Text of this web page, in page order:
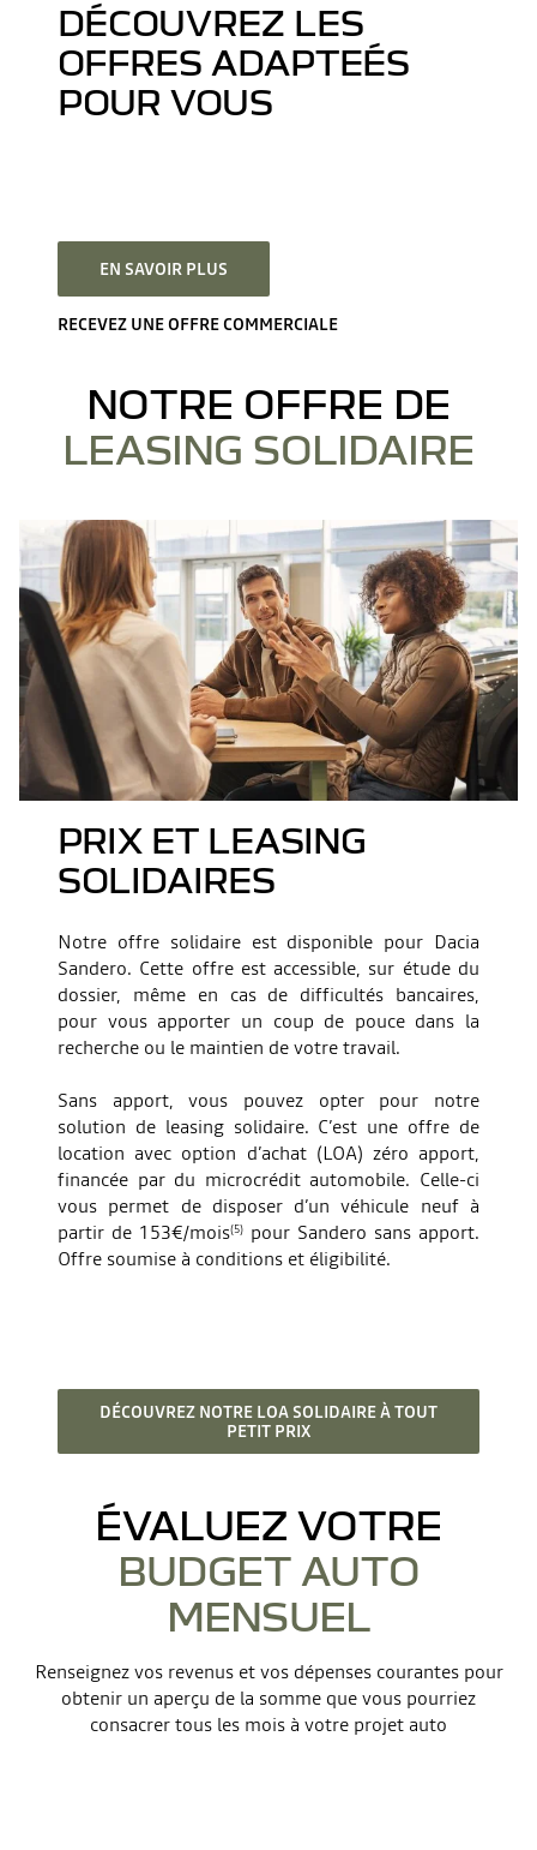
DÉCOUVREZ LES
OFFRES ADAPTEÉS
POUR VOUS
EN SAVOIR PLUS
RECEVEZ UNE OFFRE COMMERCIALE
NOTRE OFFRE DE
LEASING SOLIDAIRE
PRIX ET LEASING
SOLIDAIRES
Notre offre solidaire est disponible pour Dacia
Sandero. Cette offre est accessible, sur étude du
dossier, même en cas de difficultés bancaires,
pour vous apporter un coup de pouce dans la
recherche ou le maintien de votre travail.
Sans apport, vous pouvez opter pour notre
solution de leasing solidaire. C’est une offre de
location avec option d’achat (LOA) zéro apport,
financée par du microcrédit automobile. Celle-ci
vous permet de disposer d’un véhicule neuf à
partir de 153€/mois(5) pour Sandero sans apport.
Offre soumise à conditions et éligibilité.
DÉCOUVREZ NOTRE LOA SOLIDAIRE À TOUT
PETIT PRIX
ÉVALUEZ VOTRE
BUDGET AUTO
MENSUEL
Renseignez vos revenus et vos dépenses courantes pour
obtenir un aperçu de la somme que vous pourriez
consacrer tous les mois à votre projet auto